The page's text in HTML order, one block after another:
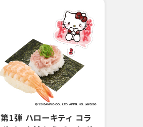
第1弾 ハローキティ コラ